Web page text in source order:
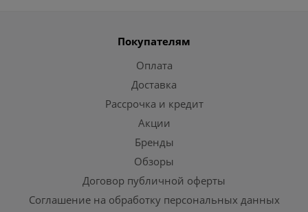
Покупателям
Оплата
Доставка
Рассрочка и кредит
Акции
Бренды
Обзоры
Договор публичной оферты
Соглашение на обработку персональных данных